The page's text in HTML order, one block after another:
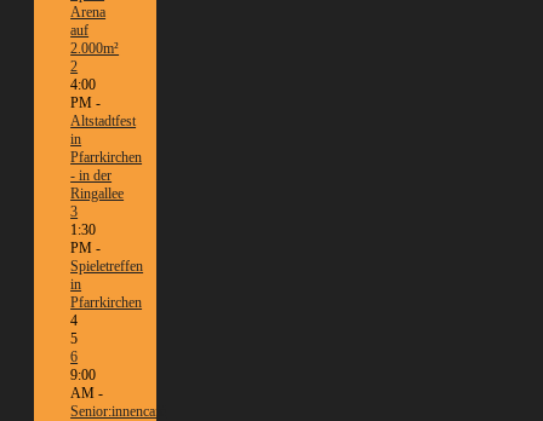
Arena
auf
2.000m²
2
4:00
PM -
Altstadtfest
in
Pfarrkirchen
- in der
Ringallee
3
1:30
PM -
Spieletreffen
in
Pfarrkirchen
4
5
6
9:00
AM -
Senior:innencafé